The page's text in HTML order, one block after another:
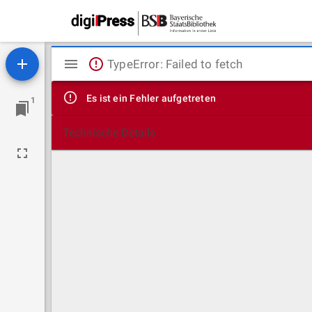
1
Mirador
Viewer
TypeError: Failed to fetch
Es ist ein Fehler aufgetreten
Technische Details